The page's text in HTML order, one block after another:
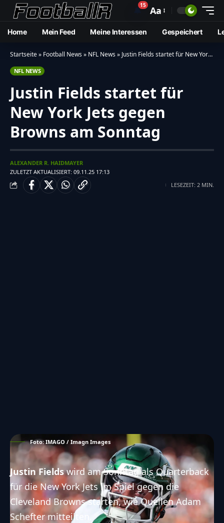
🔔15 Aa
Home Mein Feed Meine Interessen Gespeichert
Startseite» Football News» NFL News» Justin Fields startet für New York Jets gegen Browns am Sonntag
NFL NEWS
Justin Fields startet für
New York Jets gegen
Browns am Sonntag
ZULETZT AKTUALISIERT: 09.11.25 17:13
ALEXANDER R. HAIDMAYER
LESEZEIT: 2 MIN.
Foto: IMAGO / Imagn Images
Justin Fieldswird am Sonntag als Quarterback
für die New York Jets im Spiel gegen die
Cleveland Browns starten, wie Quellen Adam
Schefter mitteilten.